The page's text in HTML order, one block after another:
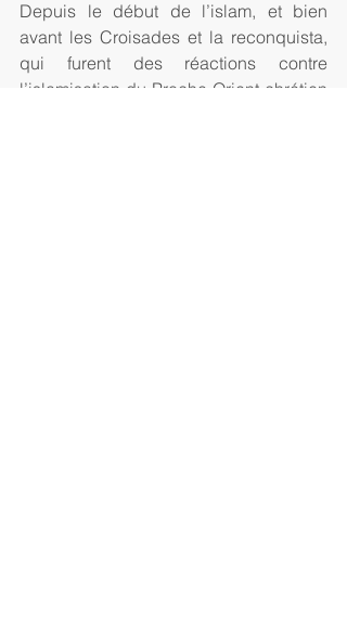
Depuis le début de l’islam, et bien
avant les Croisades et la reconquista,
qui furent des réactions contre
l’islamisation du Proche-Orient chrétien